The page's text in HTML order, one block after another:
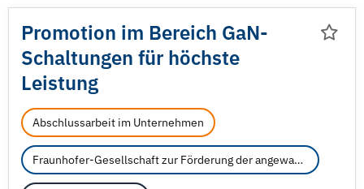
Promotion im Bereich GaN-
Schaltungen für höchste
Leistung
Abschlussarbeit im Unternehmen
Fraunhofer-Gesellschaft zur Förderung der angewandten Forschung e.V.